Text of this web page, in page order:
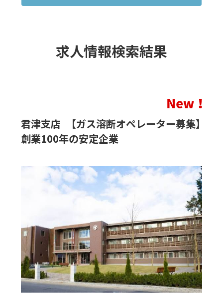
求人情報検索結果
君津支店 【ガス溶断オペレーター募集】
創業100年の安定企業